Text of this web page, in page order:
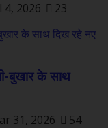
4, 2026 23
बुखार के साथ
31, 2026 54